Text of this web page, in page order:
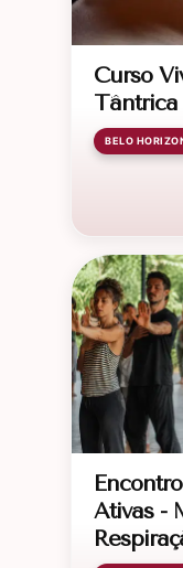
Curso
Tântrica
BELO
Ativas -